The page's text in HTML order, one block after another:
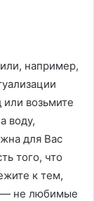
например,
возьмите
воду,
для Вас
того, что
к тем,
— не любимые